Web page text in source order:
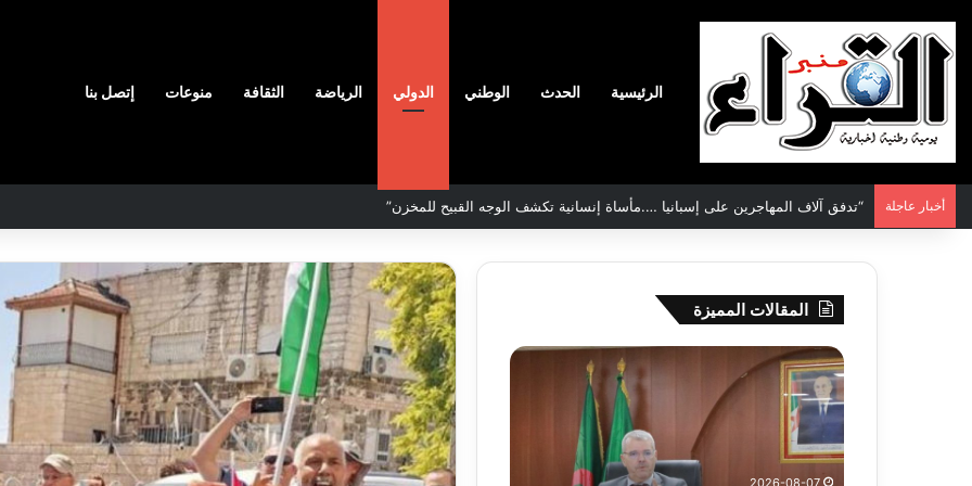
الرئيسية الحدث الوطني الدولي الرياضة الثقافة منوعات إتصل بنا
أخبار عاجلة الرئيس غالي يجدد التأكيد على حق الشعب الصحراوي في تقرير المصير والاستقلال
المقالات المميزة
والي
سيدي
بلعباس
يؤكد
جاهزية
القطاعات
2026-08-07
في
ربع
نهائي
كأس
أمم
إفريقيا
2026-08-07